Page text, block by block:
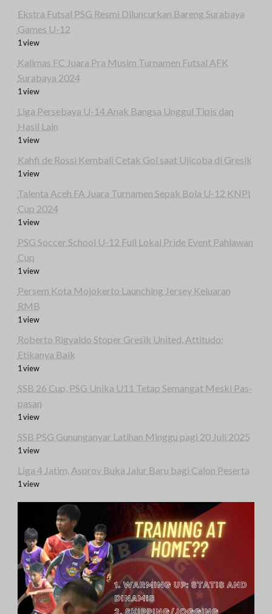
Ekstra Futsal PSG Resmi Diluncurkan Bareng Surabaya
Games U-12
1 view
Kalimas FC Juara Pra Musim Turnamen Futsal AFK
Surabaya 2024
1 view
Liga Persebaya U-14 Anak Bangsa Unggul Tipis dan
Hasil Lain
1 view
Kahfi de Rossi Kembali Cetak Gol saat Ujicoba di Gresik
1 view
Talenta Aceh FA Juara Turnamen Sepak Bola U-12 KNPI
Cup 2024
1 view
PSG Soccer School U-12 Full Lokal Pride Event Pahlawan
Cup
1 view
Persem Kota Mojokerto Launching Jersey Keluaran
RMB
1 view
Roberto Rigyaldo Stoper Gresik United, Attitudo:
Etikanya Baik
1 view
SSB 26 Cup, PSG Unika U11 Tetap Semangat Meski Pas-
pasan
1 view
SSB PSG Gununganyar Latihan Minggu pagi 20 Juli 2025
1 view
Liga 4 Jatim, Asprov Buka Jalur Baru bagi Calon Peserta
1 view